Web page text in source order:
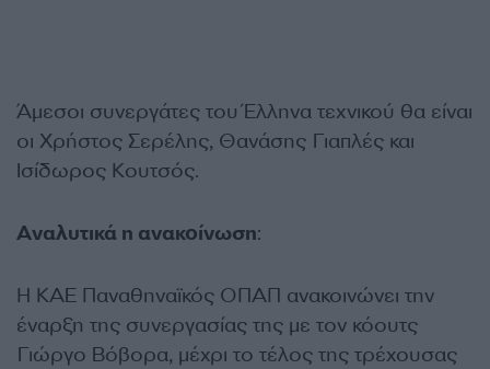
Άμεσοι συνεργάτες του Έλληνα τεχνικού θα είναι
οι Χρήστος Σερέλης, Θανάσης Γιαπλές και
Ισίδωρος Κουτσός.
Αναλυτικά η ανακοίνωση:
Η ΚΑΕ Παναθηναϊκός ΟΠΑΠ ανακοινώνει την
έναρξη της συνεργασίας της με τον κόουτς
Γιώργο Βόβορα, μέχρι το τέλος της τρέχουσας